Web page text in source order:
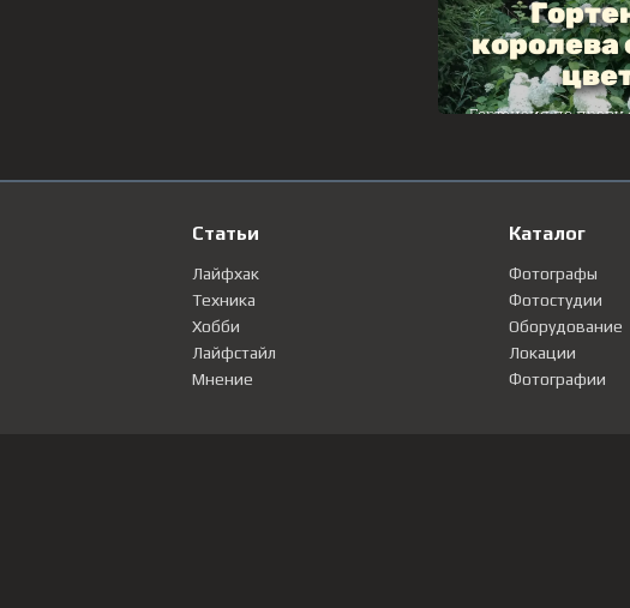
Статьи
Лайфхак
Техника
Хобби
Лайфстайл
Мнение
Каталог
Фотографы
Фотостудии
Оборудование
Локации
Фотографии